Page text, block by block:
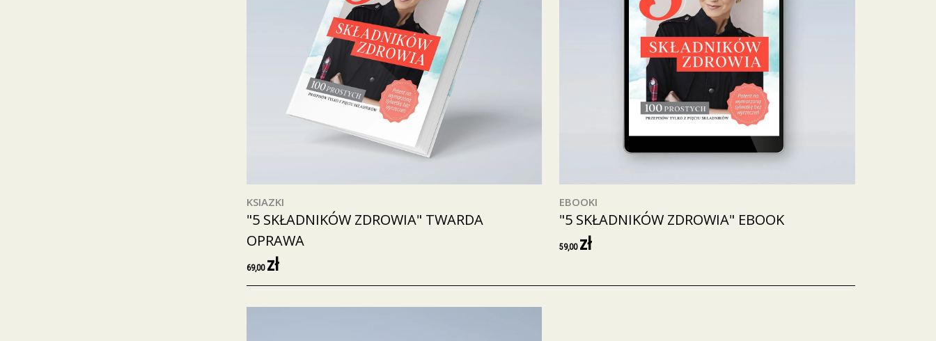
KSIAZKI
"5 SKŁADNIKÓW ZDROWIA" TWARDA
OPRAWA
69,00 zł
EBOOKI
"5 SKŁADNIKÓW ZDROWIA" EBOOK
59,00 zł